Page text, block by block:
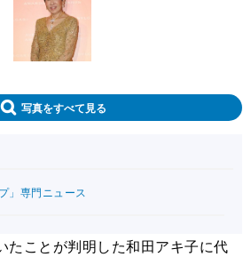
写真をすべて見る
」専門ニュース
ことが判明した和田アキ子に代